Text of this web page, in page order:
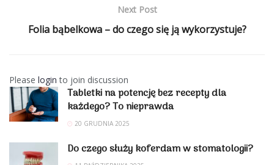
Next Post
Folia bąbelkowa – do czego się ją wykorzystuje?
Please login to join discussion
Tabletki na potencję bez recepty dla
każdego? To nieprawda
20 GRUDNIA 2025
Do czego służy koferdam w stomatologii?